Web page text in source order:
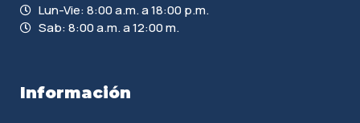
Lun-Vie: 8:00 a.m. a 18:00 p.m.
Sab: 8:00 a.m. a 12:00 m.
Información